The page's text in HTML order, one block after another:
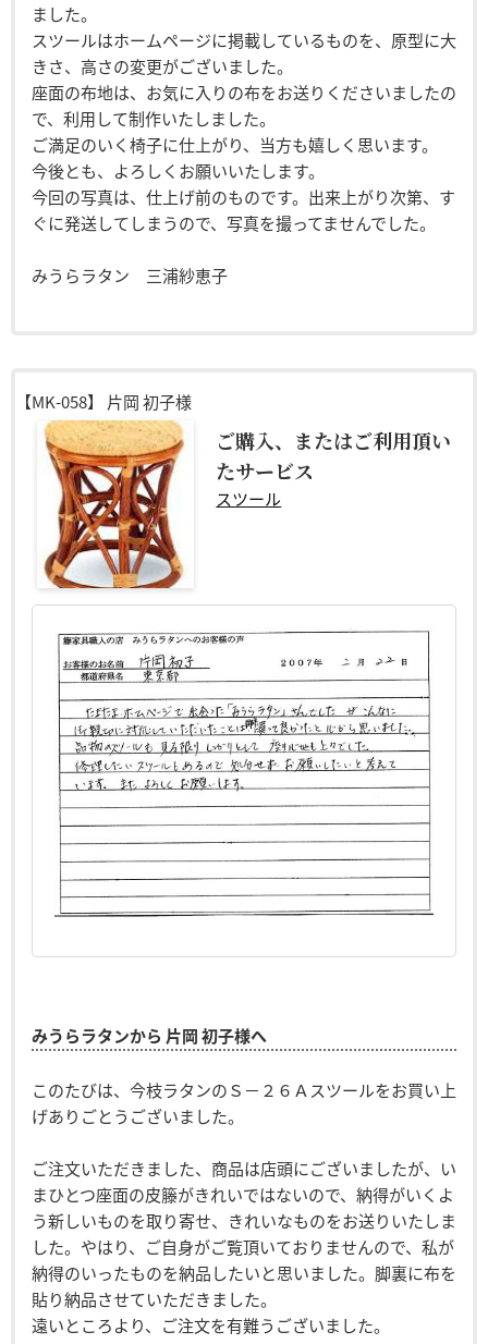
ました。
スツールはホームページに掲載しているものを、原型に大
きさ、高さの変更がございました。
座面の布地は、お気に入りの布をお送りくださいましたの
で、利用して制作いたしました。
ご満足のいく椅子に仕上がり、当方も嬉しく思います。
今後とも、よろしくお願いいたします。
今回の写真は、仕上げ前のものです。出来上がり次第、す
ぐに発送してしまうので、写真を撮ってませんでした。
みうらラタン 三浦紗恵子
【MK-058】 片岡 初子様
ご購入、またはご利用頂い
たサービス
スツール
みうらラタンから 片岡 初子様へ
このたびは、今枝ラタンのＳ－２６Ａスツールをお買い上
げありごとうございました。
ご注文いただきました、商品は店頭にございましたが、い
まひとつ座面の皮籐がきれいではないので、納得がいくよ
う新しいものを取り寄せ、きれいなものをお送りいたしま
した。やはり、ご自身がご覧頂いておりませんので、私が
納得のいったものを納品したいと思いました。脚裏に布を
貼り納品させていただきました。
遠いところより、ご注文を有難うございました。